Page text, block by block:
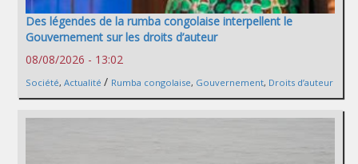
Des légendes de la rumba congolaise interpellent le
Gouvernement sur les droits d’auteur
08/08/2026 - 13:02
Société, Actualité / Rumba congolaise, Gouvernement, Droits d’auteur